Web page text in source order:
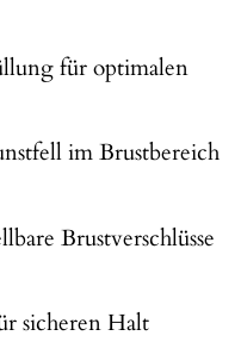
für optimalen
im Brustbereich
Brustverschlüsse
sicheren Halt